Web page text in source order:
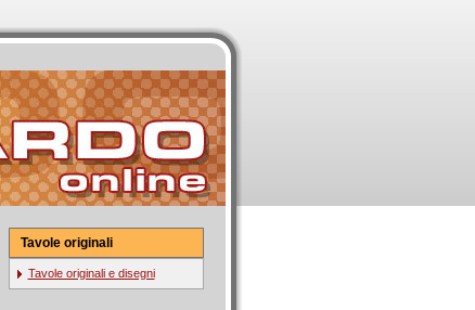
Tavole originali
Tavole originali e disegni